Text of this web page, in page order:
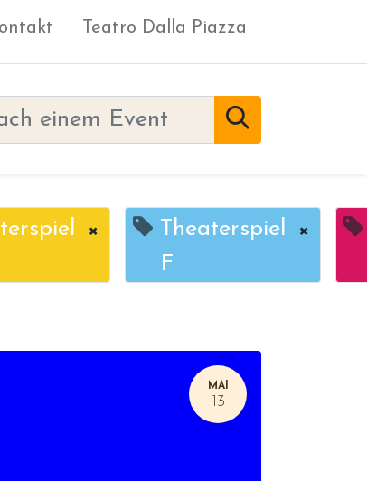
Teatro Dalla Piazza
×
Theaterspiel
F
×
MAI
13